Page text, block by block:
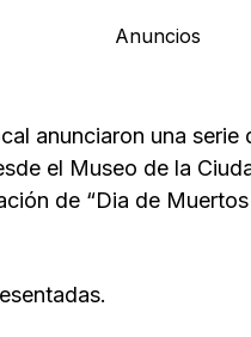
Anuncios
anunciaron una
el Museo de la
de “Dia de